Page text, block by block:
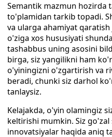
Semantik mazmun hozirda
to'plamidan tarkib topadi.
va ularga ahamiyat
o'ziga xos hususiyati
tashabbus uning asosini
birga, siz yangilikni ham
o'yiningizni o'zgartirish va
beradi, chunki siz darhol
tanlaysiz.
Kelajakda, o'yin olamingiz
keltirishi mumkin. Siz
innovatsiyalar haqida aniq